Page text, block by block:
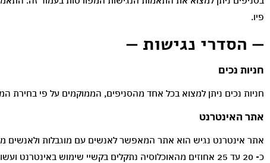
פיו.
— הסדרי נגישות —
חניות נכים
חניות נכים ניתן למצוא בכל אחד מהסניפים, הממוקמים על פי בחירת
אתר האינטרנט
אתר אינטרנט נגיש הוא אתר המאפשר לאנשים עם מוגבלות ולאנשים
כ- 20 עד 25 אחוזים מהאוכלוסיה נתקלים בקשיי שימוש באינטרנט ועשויים להיטיב מתכני אינטרנט נגישים יותר, כך על פי מחקר שנערך ע"י חברת מייקרוסופט.